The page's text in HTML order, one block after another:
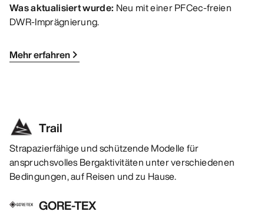
Was aktualisiert wurde: Neu mit einer PFCec-freien
DWR-Imprägnierung.
Mehr erfahren
Trail
Strapazierfähige und schützende Modelle für
anspruchsvolles Bergaktivitäten unter verschiedenen
Bedingungen, auf Reisen und zu Hause.
GORE-TEX